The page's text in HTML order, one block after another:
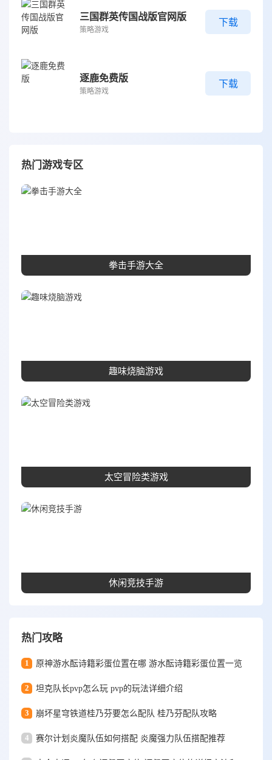
三国群英传国战版官网版
策略游戏
下载
逐鹿免费版
策略游戏
下载
热门游戏专区
拳击手游大全
趣味烧脑游戏
太空冒险类游戏
休闲竞技手游
热门攻略
1 原神游水酝诗籍彩蛋位置在哪 游水酝诗籍彩蛋位置一览
2 坦克队长pvp怎么玩 pvp的玩法详细介绍
3 崩坏星穹铁道桂乃芬要怎么配队 桂乃芬配队攻略
4 赛尔计划炎魔队伍如何搭配 炎魔强力队伍搭配推荐